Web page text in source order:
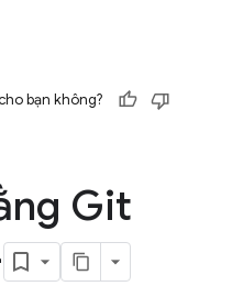
bạn không?
Git